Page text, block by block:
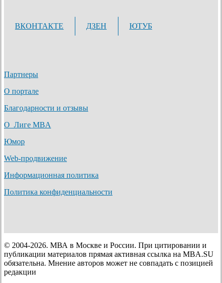
ВКОНТАКТЕ ДЗЕН ЮТУБ
Партнеры
О портале
Благодарности и отзывы
О Лиге MBA
Юмор
Web-продвижение
Информационная политика
Политика конфиденциальности
© 2004-2026. МВА в Москве и России. При цитировании и
публикации материалов прямая активная ссылка на MBA.SU
обязательна. Мнение авторов может не совпадать с позицией
редакции